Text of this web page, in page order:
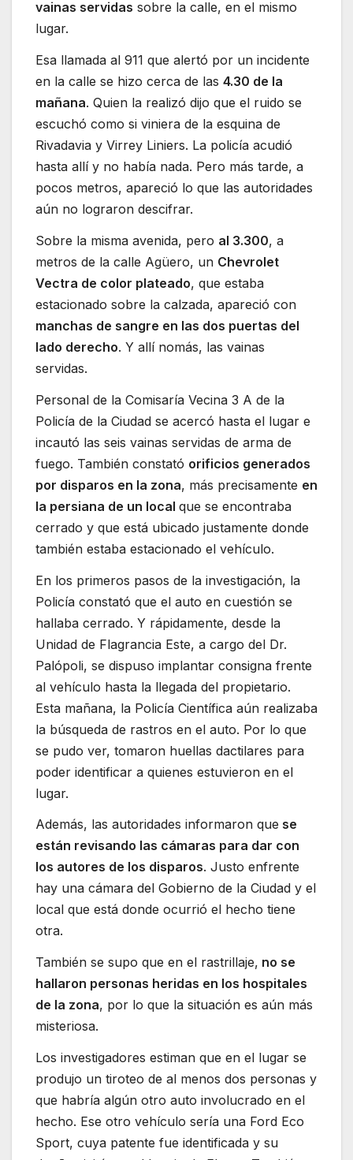
vainas servidas sobre la calle, en el mismo
lugar.
Esa llamada al 911 que alertó por un incidente
en la calle se hizo cerca de las 4.30 de la
mañana. Quien la realizó dijo que el ruido se
escuchó como si viniera de la esquina de
Rivadavia y Virrey Liniers. La policía acudió
hasta allí y no había nada. Pero más tarde, a
pocos metros, apareció lo que las autoridades
aún no lograron descifrar.
Sobre la misma avenida, pero al 3.300, a
metros de la calle Agüero, un Chevrolet
Vectra de color plateado, que estaba
estacionado sobre la calzada, apareció con
manchas de sangre en las dos puertas del
lado derecho. Y allí nomás, las vainas
servidas.
Personal de la Comisaría Vecina 3 A de la
Policía de la Ciudad se acercó hasta el lugar e
incautó las seis vainas servidas de arma de
fuego. También constató orificios generados
por disparos en la zona, más precisamente en
la persiana de un local que se encontraba
cerrado y que está ubicado justamente donde
también estaba estacionado el vehículo.
En los primeros pasos de la investigación, la
Policía constató que el auto en cuestión se
hallaba cerrado. Y rápidamente, desde la
Unidad de Flagrancia Este, a cargo del Dr.
Palópoli, se dispuso implantar consigna frente
al vehículo hasta la llegada del propietario.
Esta mañana, la Policía Científica aún realizaba
la búsqueda de rastros en el auto. Por lo que
se pudo ver, tomaron huellas dactilares para
poder identificar a quienes estuvieron en el
lugar.
Además, las autoridades informaron que se
están revisando las cámaras para dar con
los autores de los disparos. Justo enfrente
hay una cámara del Gobierno de la Ciudad y el
local que está donde ocurrió el hecho tiene
otra.
También se supo que en el rastrillaje, no se
hallaron personas heridas en los hospitales
de la zona, por lo que la situación es aún más
misteriosa.
Los investigadores estiman que en el lugar se
produjo un tiroteo de al menos dos personas y
que habría algún otro auto involucrado en el
hecho. Ese otro vehículo sería una Ford Eco
Sport, cuya patente fue identificada y su